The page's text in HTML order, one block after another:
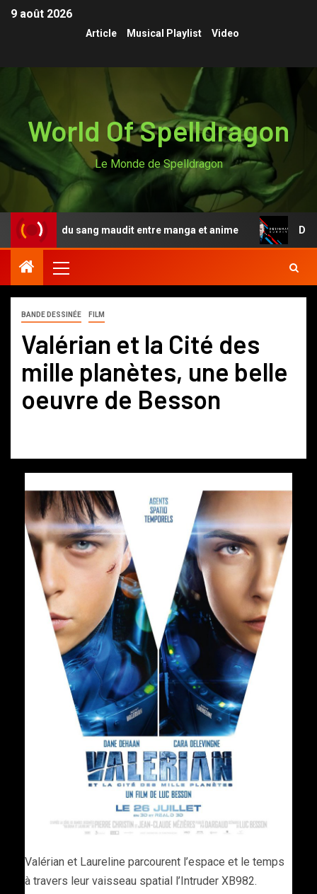
9 août 2026
Article Musical Playlist Video
World Of Spelldragon
Le Monde de Spelldragon
du sang maudit entre manga et anime Designated
BANDE DESSINÉE FILM
Valérian et la Cité des
mille planètes, une belle
oeuvre de Besson
Valérian et Laureline parcourent l’espace et le temps
à travers leur vaisseau spatial l’Intruder XB982.